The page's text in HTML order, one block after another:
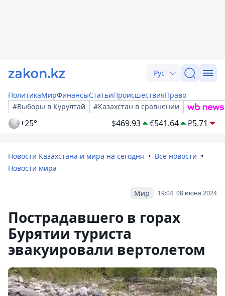
Рус
ПолитикаМирФинансыСтатьиПроисшествияПраво
#Выборы в Курултай
#Казахстан в сравнении
+25° $469.93 €541.64 ₽5.71
Новости Казахстана и мира на сегодня
Все новости
Новости мира
19:04, 08 июня 2024
Мир
Пострадавшего в горах
Бурятии туриста
эвакуировали вертолетом